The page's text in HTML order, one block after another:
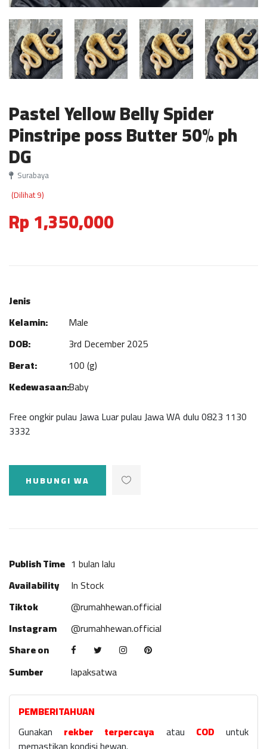
Pastel Yellow Belly Spider
Pinstripe poss Butter 50% ph
DG
Surabaya
(Dilihat 9)
Rp 1,350,000
Jenis
Kelamin:
Male
DOB:
3rd December 2025
Berat:
100 (g)
Kedewasaan:Baby
Free ongkir pulau Jawa Luar pulau Jawa WA dulu 0823 1130
3332
HUBUNGI WA
Publish Time 1 bulan lalu
Availability
In Stock
Tiktok
@rumahhewan.official
Instagram
@rumahhewan.official
Share on
Sumber
lapaksatwa
PEMBERITAHUAN
Gunakan rekber terpercaya atau COD untuk